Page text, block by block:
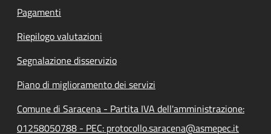
Pagamenti
Riepilogo valutazioni
Segnalazione disservizio
Piano di miglioramento dei servizi
Comune di Saracena - Partita IVA dell'amministrazione:
01258050788 - PEC: protocollo.saracena@asmepec.it